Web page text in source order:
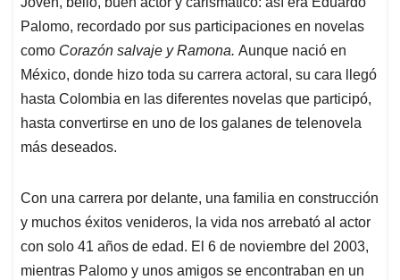
s
A
p
p
b
o
o
k
e
d
I
n
l
a
d
s
Palomo, recordado por sus participaciones en novelas
como Corazón salvaje y Ramona. Aunque nació en
México, donde hizo toda su carrera actoral, su cara llegó
hasta Colombia en las diferentes novelas que participó,
hasta convertirse en uno de los galanes de telenovela
más deseados.
Con una carrera por delante, una familia en construcción
y muchos éxitos venideros, la vida nos arrebató al actor
con solo 41 años de edad. El 6 de noviembre del 2003,
mientras Palomo y unos amigos se encontraban en un